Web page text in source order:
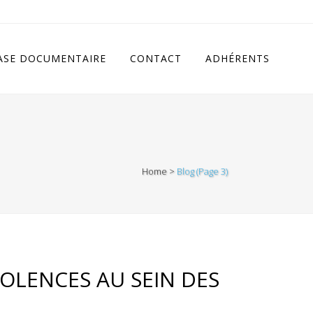
DOCUMENTAIRE CONTACT ADHÉRENTS
Home > Blog(Page 3)
AU SEIN DES